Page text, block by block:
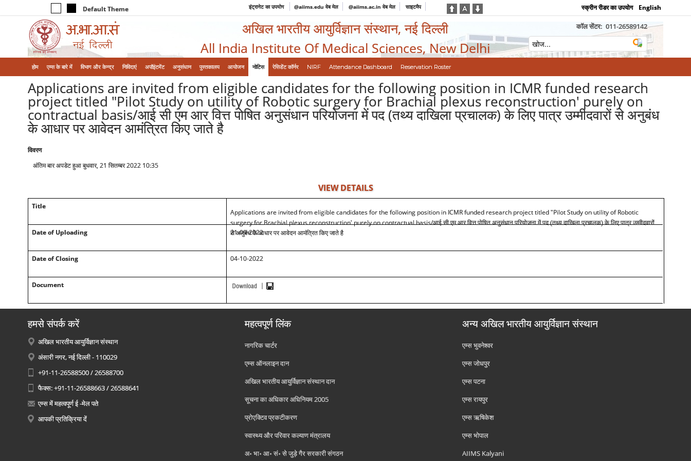
Default Theme इंट्रानेट का उपयोग @aiims.edu वेब मेल @aiims.ac.in वेब मेल साइटमैप स्क्रीन रीडर का उपयोग English
अखिल भारतीय आयुर्विज्ञान संस्थान, नई दिल्ली
All India Institute Of Medical Sciences, New Delhi
कॉल सेंटर: 011-26589142
होम एम्‍स के बारे में विभाग और केन्‍द्र निविदाएं अपॉइंटमेंट अनुसंधान पुस्तकालय आयोजन नोटिस रेसिडेंट कॉर्नर NIRF Attendance Dashboard Reservation Roster
Applications are invited from eligible candidates for the following position in ICMR funded research
project titled "Pilot Study on utility of Robotic surgery for Brachial plexus reconstruction' purely on
contractual basis/आई सी एम आर वित्त पोषित अनुसंधान परियोजना में पद (तथ्य दाखिला प्रचालक) के लिए पात्र उम्मीदवारों से अनुबंध
के आधार पर आवेदन आमंत्रित किए जाते है
विवरण
अंतिम बार अपडेट हुआ बुधवार, 21 सितम्बर 2022 10:35
VIEW DETAILS
Title
Applications are invited from eligible candidates for the following position in ICMR funded research project titled "Pilot Study on utility of Robotic
surgery for Brachial plexus reconstruction' purely on contractual basis/आई सी एम आर वित्त पोषित अनुसंधान परियोजना में पद (तथ्य दाखिला प्रचालक) के लिए पात्र उम्मीदवारों
से अनुबंध के आधार पर आवेदन आमंत्रित किए जाते है
Date of Uploading 21-09-2022
Date of Closing 04-10-2022
Document
हमसे संपर्क करें
अखिल भारतीय आयुर्विज्ञान संस्थान
अंसारी नगर, नई दिल्ली - 110029
+91-11-26588500 / 26588700
फैक्स: +91-11-26588663 / 26588641
एम्स में महत्वपूर्ण ई -मेल पते
आपकी प्रतिक्रिया दें
महत्वपूर्ण लिंक
नागरिक चार्टर
एम्स ऑनलाइन दान
अखिल भारतीय आयुर्विज्ञान संस्थान दान
सूचना का अधिकार अधिनियम 2005
प्रोएक्टिव प्रकटीकरण
स्वास्थ्य और परिवार कल्याण मंत्रालय
अ॰ भा॰ आ॰ सं॰ से जुड़े गैर सरकारी संगठन
अन्य अखिल भारतीय आयुर्विज्ञान संस्थान
एम्‍स भुवनेश्वर
एम्‍स जोधपुर
एम्‍स पटना
एम्‍स रायपुर
एम्‍स ऋषिकेश
एम्‍स भोपाल
AIIMS Kalyani